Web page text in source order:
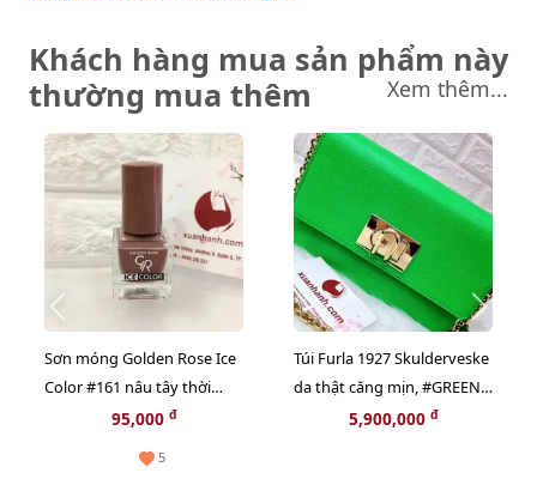
Khách hàng mua sản phẩm này
thường mua thêm
Xem thêm...
Sơn móng Golden Rose Ice
Color #161 nâu tây thời
95,000 đ
5
Túi Furla 1927 Skulderveske
da thật căng mịn, #GREEN
thời trang - TẶNG COMBO
5,900,000 đ